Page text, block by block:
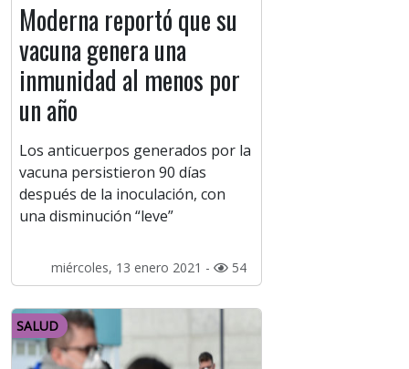
Moderna reportó que su
vacuna genera una
inmunidad al menos por
un año
Los anticuerpos generados por la
vacuna persistieron 90 días
después de la inoculación, con
una disminución “leve”
miércoles, 13 enero 2021 - 54
SALUD